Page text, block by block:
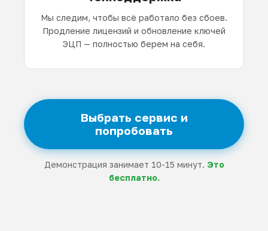
Мы следим, чтобы всё работало без сбоев.
Продление лицензий и обновление ключей
ЭЦП — полностью берем на себя.
Выбрать сервис и
попробовать
Демонстрация занимает 10-15 минут. Это
бесплатно.